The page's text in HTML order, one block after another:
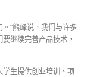
”熊峰说，我们与许多
继续完善产品技术，
学生提供创业培训、项